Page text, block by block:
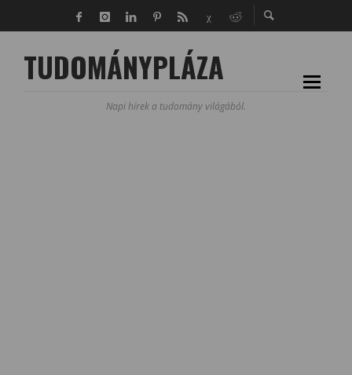
TUDOMÁNYPLÁZA
Napi hírek a tudomány világából.